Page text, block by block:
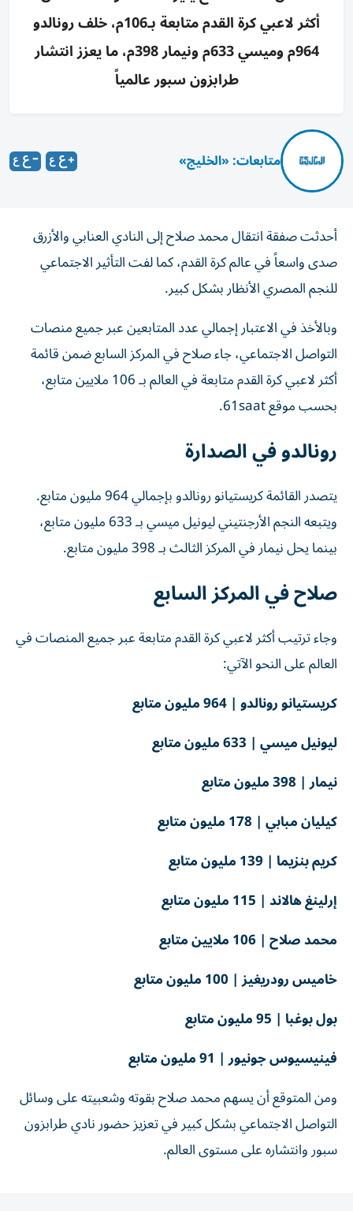
أكثر لاعبي كرة القدم متابعة بـ106م، خلف رونالدو
964م وميسي 633م ونيمار 398م، ما يعزز انتشار
طرابزون سبور عالمياً
متابعات: «الخليج»
أحدثت صفقة انتقال محمد صلاح إلى النادي العنابي والأزرق
صدى واسعاً في عالم كرة القدم، كما لفت التأثير الاجتماعي
للنجم المصري الأنظار بشكل كبير.
وبالأخذ في الاعتبار إجمالي عدد المتابعين عبر جميع منصات
التواصل الاجتماعي، جاء صلاح في المركز السابع ضمن قائمة
أكثر لاعبي كرة القدم متابعة في العالم بـ 106 ملايين متابع،
بحسب موقع 61saat.
رونالدو في الصدارة
يتصدر القائمة كريستيانو رونالدو بإجمالي 964 مليون متابع.
ويتبعه النجم الأرجنتيني ليونيل ميسي بـ 633 مليون متابع،
بينما يحل نيمار في المركز الثالث بـ 398 مليون متابع.
صلاح في المركز السابع
وجاء ترتيب أكثر لاعبي كرة القدم متابعة عبر جميع المنصات في
العالم على النحو الآتي:
كريستيانو رونالدو | 964 مليون متابع
ليونيل ميسي | 633 مليون متابع
نيمار | 398 مليون متابع
كيليان مبابي | 178 مليون متابع
كريم بنزيما | 139 مليون متابع
إرلينغ هالاند | 115 مليون متابع
محمد صلاح | 106 ملايين متابع
خاميس رودريغيز | 100 مليون متابع
بول بوغبا | 95 مليون متابع
فينيسيوس جونيور | 91 مليون متابع
ومن المتوقع أن يسهم محمد صلاح بقوته وشعبيته على وسائل
التواصل الاجتماعي بشكل كبير في تعزيز حضور نادي طرابزون
سبور وانتشاره على مستوى العالم.